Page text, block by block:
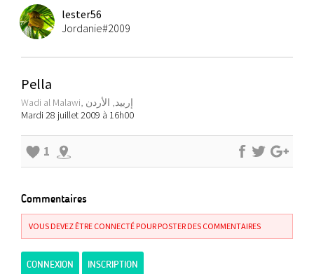
lester56
Jordanie#2009
Pella
Wadi al Malawi, إربيد, الأردن
Mardi 28 juillet 2009 à 16h00
1
Commentaires
VOUS DEVEZ ÊTRE CONNECTÉ POUR POSTER DES COMMENTAIRES
CONNEXION INSCRIPTION